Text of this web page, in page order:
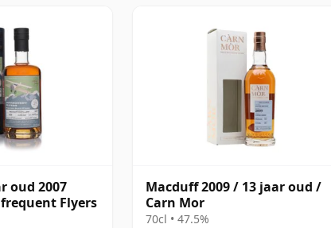
oud 2007
Flyers
Macduff 2009 / 13 jaar oud /
Carn Mor
70cl • 47.5%